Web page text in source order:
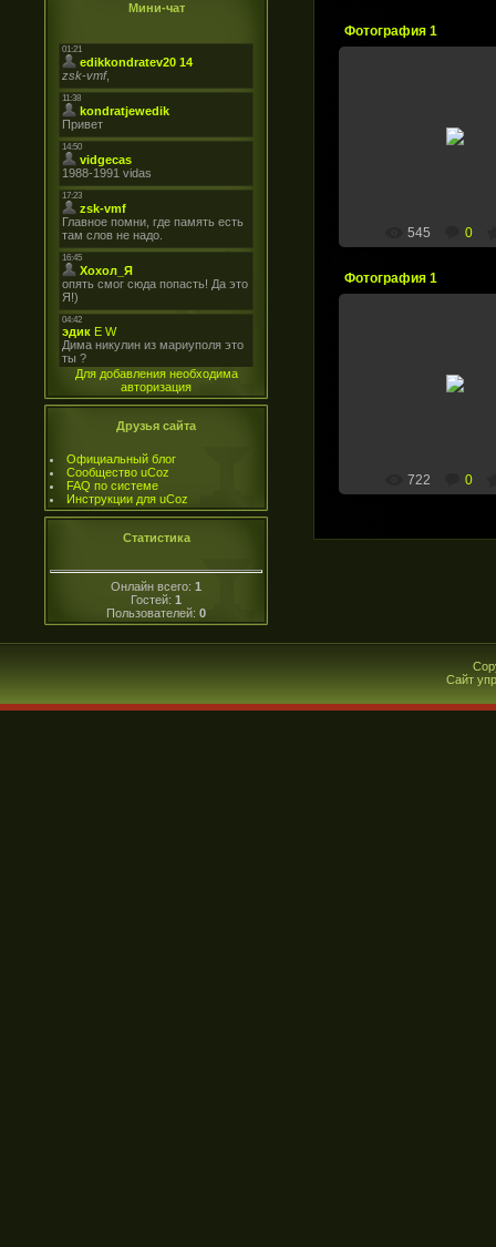
Мини-чат
Для добавления необходима
авторизация
Друзья сайта
Официальный блог
Сообщество uCoz
FAQ по системе
Инструкции для uCoz
Статистика
Онлайн всего: 1
Гостей: 1
Пользователей: 0
Фотография 1
Борис
545 0
Фотография 1
Наников В.А.
722 0
Сайт